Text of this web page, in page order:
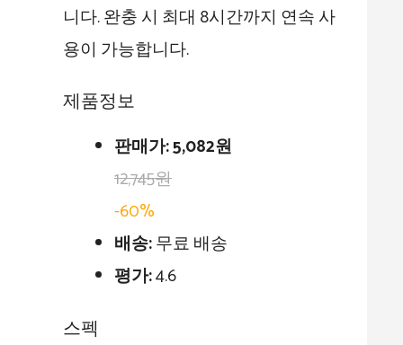
니다. 완충 시 최대 8시간까지 연속 사
용이 가능합니다.
제품정보
판매가:5,082원
12,745원
-60%
배송:무료 배송
평가:4.6
스펙